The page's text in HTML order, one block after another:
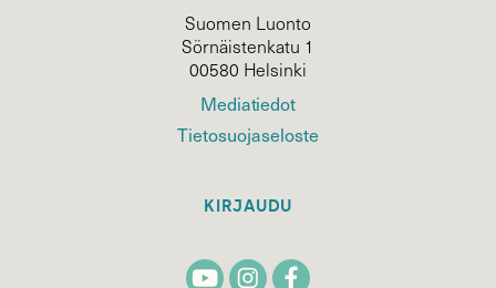
Suomen Luonto
Sörnäistenkatu 1
00580 Helsinki
Mediatiedot
Tietosuojaseloste
KIRJAUDU